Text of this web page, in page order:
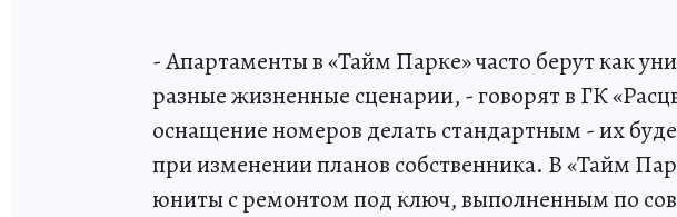
- Апартаменты в «Тайм Парке» часто берут как
разные жизненные сценарии, - говорят в ГК
оснащение номеров делать стандартным - их
при изменении планов собственника. В «Тайм
юниты с ремонтом под ключ, выполненным по